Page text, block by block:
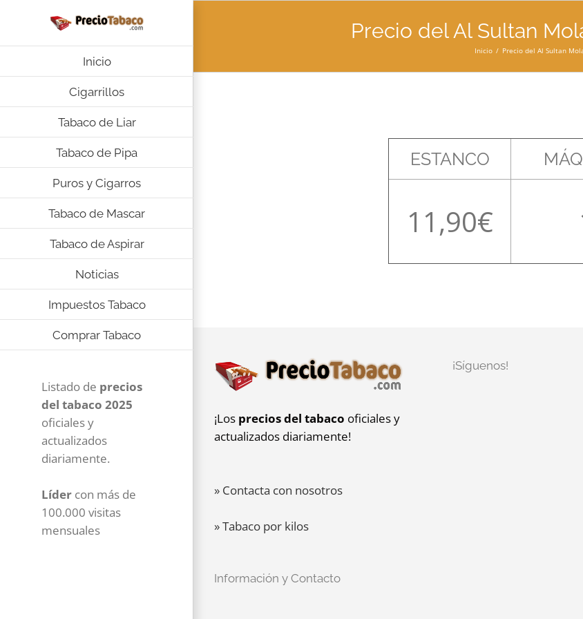
contenido
Inicio
Cigarrillos
Tabaco de Liar
Tabaco de Pipa
Puros y Cigarros
Tabaco de Mascar
Tabaco de Aspirar
Noticias
Impuestos Tabaco
Comprar Tabaco
Listado de precios
del tabaco 2025
oficiales y
actualizados
diariamente.
Líder con más de
100.000 visitas
mensuales
Precio del Al Sultan
Inicio Precio del Al Sultan
ESTANCO
11,90
¡Los precios del tabaco oficiales y
actualizados diariamente!
» Contacta con nosotros
» Tabaco por kilos
Información y Contacto
¡Síguenos!